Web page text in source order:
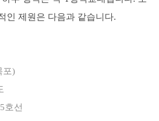
인 제원은 다음과 같습니다.
포)
호선